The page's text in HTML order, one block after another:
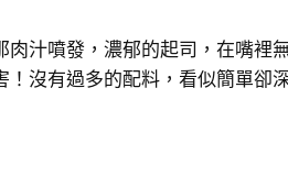
汁噴發，濃郁的起司，在嘴裡
沒有過多的配料，看似簡單卻